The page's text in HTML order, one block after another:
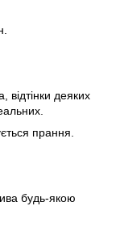
деяких
прання.
будь-якою